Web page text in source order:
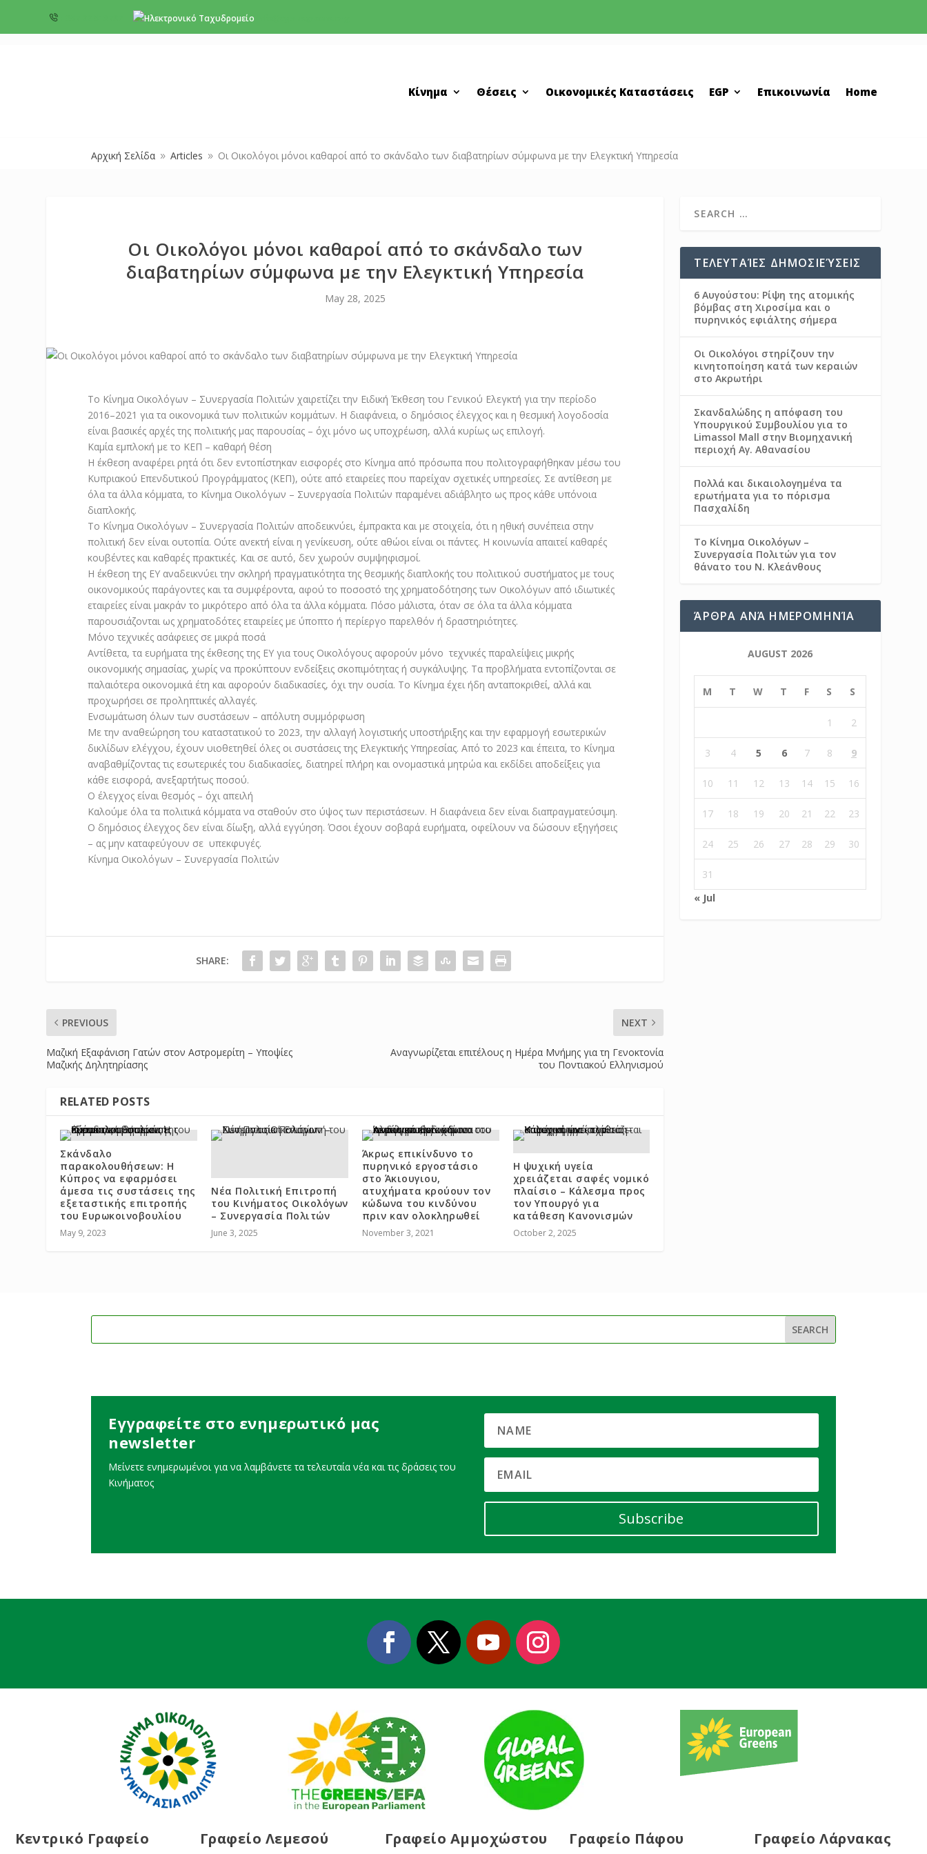
Κίνημα Θέσεις Οικονομικές Καταστάσεις EGP Επικοινωνία Home
Αρχική Σελίδα 9 Articles 9 Οι Οικολόγοι μόνοι καθαροί από το σκάνδαλο των διαβατηρίων σύμφωνα με την Ελεγκτική Υπηρεσία
Οι Οικολόγοι μόνοι καθαροί από το σκάνδαλο των
διαβατηρίων σύμφωνα με την Ελεγκτική Υπηρεσία
May 28, 2025
Το Κίνημα Οικολόγων – Συνεργασία Πολιτών χαιρετίζει την Ειδική Έκθεση του Γενικού Ελεγκτή για την περίοδο
2016–2021 για τα οικονομικά των πολιτικών κομμάτων. Η διαφάνεια, ο δημόσιος έλεγχος και η θεσμική λογοδοσία
είναι βασικές αρχές της πολιτικής μας παρουσίας – όχι μόνο ως υποχρέωση, αλλά κυρίως ως επιλογή.
Καμία εμπλοκή με το ΚΕΠ – καθαρή θέση
Η έκθεση αναφέρει ρητά ότι δεν εντοπίστηκαν εισφορές στο Κίνημα από πρόσωπα που πολιτογραφήθηκαν μέσω του
Κυπριακού Επενδυτικού Προγράμματος (ΚΕΠ), ούτε από εταιρείες που παρείχαν σχετικές υπηρεσίες. Σε αντίθεση με
όλα τα άλλα κόμματα, το Κίνημα Οικολόγων – Συνεργασία Πολιτών παραμένει αδιάβλητο ως προς κάθε υπόνοια
διαπλοκής.
Το Κίνημα Οικολόγων – Συνεργασία Πολιτών αποδεικνύει, έμπρακτα και με στοιχεία, ότι η ηθική συνέπεια στην
πολιτική δεν είναι ουτοπία. Ούτε ανεκτή είναι η γενίκευση, ούτε αθώοι είναι οι πάντες. Η κοινωνία απαιτεί καθαρές
κουβέντες και καθαρές πρακτικές. Και σε αυτό, δεν χωρούν συμψηφισμοί.
Η έκθεση της ΕΥ αναδεικνύει την σκληρή πραγματικότητα της θεσμικής διαπλοκής του πολιτικού συστήματος με τους
οικονομικούς παράγοντες και τα συμφέροντα, αφού το ποσοστό της χρηματοδότησης των Οικολόγων από ιδιωτικές
εταιρείες είναι μακράν το μικρότερο από όλα τα άλλα κόμματα. Πόσο μάλιστα, όταν σε όλα τα άλλα κόμματα
παρουσιάζονται ως χρηματοδότες εταιρείες με ύποπτο ή περίεργο παρελθόν ή δραστηριότητες.
Μόνο τεχνικές ασάφειες σε μικρά ποσά
Αντίθετα, τα ευρήματα της έκθεσης της ΕΥ για τους Οικολόγους αφορούν μόνο τεχνικές παραλείψεις μικρής
οικονομικής σημασίας, χωρίς να προκύπτουν ενδείξεις σκοπιμότητας ή συγκάλυψης. Τα προβλήματα εντοπίζονται σε
παλαιότερα οικονομικά έτη και αφορούν διαδικασίες, όχι την ουσία. Το Κίνημα έχει ήδη ανταποκριθεί, αλλά και
προχωρήσει σε προληπτικές αλλαγές.
Ενσωμάτωση όλων των συστάσεων – απόλυτη συμμόρφωση
Με την αναθεώρηση του καταστατικού το 2023, την αλλαγή λογιστικής υποστήριξης και την εφαρμογή εσωτερικών
δικλίδων ελέγχου, έχουν υιοθετηθεί όλες οι συστάσεις της Ελεγκτικής Υπηρεσίας. Από το 2023 και έπειτα, το Κίνημα
αναβαθμίζοντας τις εσωτερικές του διαδικασίες, διατηρεί πλήρη και ονομαστικά μητρώα και εκδίδει αποδείξεις για
κάθε εισφορά, ανεξαρτήτως ποσού.
Ο έλεγχος είναι θεσμός – όχι απειλή
Καλούμε όλα τα πολιτικά κόμματα να σταθούν στο ύψος των περιστάσεων. Η διαφάνεια δεν είναι διαπραγματεύσιμη.
Ο δημόσιος έλεγχος δεν είναι δίωξη, αλλά εγγύηση. Όσοι έχουν σοβαρά ευρήματα, οφείλουν να δώσουν εξηγήσεις
– ας μην καταφεύγουν σε υπεκφυγές.
Κίνημα Οικολόγων – Συνεργασία Πολιτών
SHARE:
PREVIOUS
Μαζική Εξαφάνιση Γατών στον Αστρομερίτη – Υποψίες
Μαζικής Δηλητηρίασης
NEXT
Αναγνωρίζεται επιτέλους η Ημέρα Μνήμης για τη Γενοκτονία
του Ποντιακού Ελληνισμού
RELATED POSTS
Σκάνδαλο
παρακολουθήσεων: Η
Κύπρος να εφαρμόσει
άμεσα τις συστάσεις της
εξεταστικής επιτροπής
του Ευρωκοινοβουλίου
May 9, 2023
Νέα Πολιτική Επιτροπή
του Κινήματος Οικολόγων
– Συνεργασία Πολιτών
June 3, 2025
Άκρως επικίνδυνο το
πυρηνικό εργοστάσιο
στο Άκιουγιου,
ατυχήματα κρούουν τον
κώδωνα του κινδύνου
πριν καν ολοκληρωθεί
November 3, 2021
Η ψυχική υγεία
χρειάζεται σαφές νομικό
πλαίσιο – Κάλεσμα προς
τον Υπουργό για
κατάθεση Κανονισμών
October 2, 2025
ΤΕΛΕΥΤΑΊΕΣ ΔΗΜΟΣΙΕΎΣΕΙΣ
6 Αυγούστου: Ρίψη της ατομικής
βόμβας στη Χιροσίμα και ο
πυρηνικός εφιάλτης σήμερα
Οι Οικολόγοι στηρίζουν την
κινητοποίηση κατά των κεραιών
στο Ακρωτήρι
Σκανδαλώδης η απόφαση του
Υπουργικού Συμβουλίου για το
Limassol Mall στην Βιομηχανική
περιοχή Αγ. Αθανασίου
Πολλά και δικαιολογημένα τα
ερωτήματα για το πόρισμα
Πασχαλίδη
Το Κίνημα Οικολόγων –
Συνεργασία Πολιτών για τον
θάνατο του Ν. Κλεάνθους
ΆΡΘΡΑ ΑΝΆ ΗΜΕΡΟΜΗΝΊΑ
AUGUST 2026
M T W T F S S
1 2
3 4 5 6 7 8 9
10 11 12 13 14 15 16
17 18 19 20 21 22 23
24 25 26 27 28 29 30
31
« Jul
Εγγραφείτε στο ενημερωτικό μας
newsletter
Μείνετε ενημερωμένοι για να λαμβάνετε τα τελευταία νέα και τις δράσεις του
Κινήματος
Subscribe
Κεντρικό Γραφείο Γραφείο Λεμεσού Γραφείο Αμμοχώστου Γραφείο Πάφου Γραφείο Λάρνακας